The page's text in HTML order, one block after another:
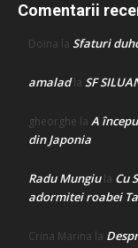
Comentarii
Doina la Sfaturi
amaladla SF
gheorghe la A
din Japonia
Radu Mungiula Cu
adormitei roabei
Crina Marina la